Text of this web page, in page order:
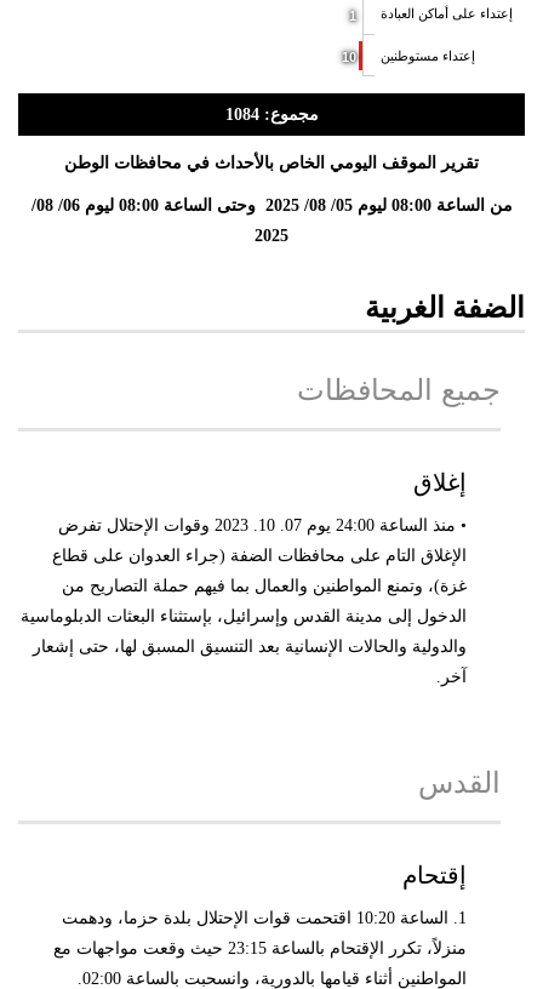
1
10
إعتداء على أماكن العبادة
إعتداء مستوطنين
مجموع: 1084
تقرير الموقف اليومي الخاص بالأحداث في محافظات الوطن
من الساعة 08:00 ليوم 05/ 08/ 2025 وحتى الساعة 08:00 ليوم 06/ 08/
2025
الضفة الغربية
جميع المحافظات
إغلاق
• منذ الساعة 24:00 يوم 07. 10. 2023 وقوات الإحتلال تفرض
الإغلاق التام على محافظات الضفة (جراء العدوان على قطاع
غزة)، وتمنع المواطنين والعمال بما فيهم حملة التصاريح من
الدخول إلى مدينة القدس وإسرائيل، بإستثناء البعثات الدبلوماسية
والدولية والحالات الإنسانية بعد التنسيق المسبق لها، حتى إشعار
آخر.
القدس
إقتحام
1. الساعة 10:20 اقتحمت قوات الإحتلال بلدة حزما، ودهمت
منزلاً، تكرر الإقتحام بالساعة 23:15 حيث وقعت مواجهات مع
المواطنين أثناء قيامها بالدورية، وانسحبت بالساعة 02:00.